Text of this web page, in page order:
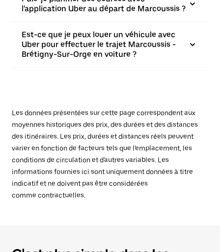
l'application Uber au départ de Marcoussis ?
Est-ce que je peux louer un véhicule avec
Uber pour effectuer le trajet Marcoussis -
Brétigny-Sur-Orge en voiture ?
Les données présentées sur cette page correspondent aux
moyennes historiques des prix, des durées et des distances
des itinéraires. Les prix, durées et distances réels peuvent
varier en fonction de facteurs tels que l'emplacement, les
conditions de circulation et d'autres variables. Les
informations fournies ici sont uniquement données à titre
indicatif et ne doivent pas être considérées
comme contractuelles.